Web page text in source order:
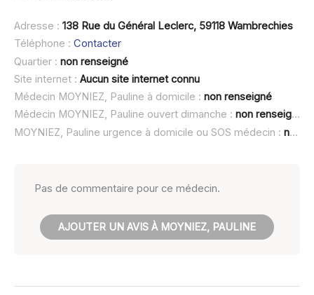
Adresse : 138 Rue du Général Leclerc, 59118 Wambrechies
Téléphone : Contacter
Quartier : non renseigné
Site internet : Aucun site internet connu
Médecin MOYNIEZ, Pauline à domicile : non renseigné
Médecin MOYNIEZ, Pauline ouvert dimanche : non renseigné
MOYNIEZ, Pauline urgence à domicile ou SOS médecin : non renseigné
Pas de commentaire pour ce médecin.
AJOUTER UN AVIS À MOYNIEZ, PAULINE